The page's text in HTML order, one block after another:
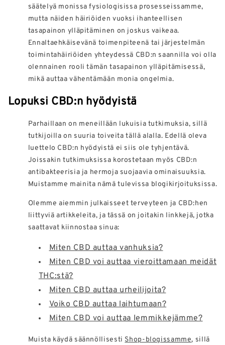
säätelyä monissa fysiologisissa prosesseissamme,
mutta näiden häiriöiden vuoksi ihanteellisen
tasapainon ylläpitäminen on joskus vaikeaa.
Ennaltaehkäisevänä toimenpiteenä tai järjestelmän
toimintahäiriöiden yhteydessä CBD:n saannilla voi olla
olennainen rooli tämän tasapainon ylläpitämisessä,
mikä auttaa vähentämään monia ongelmia.
Lopuksi CBD:n hyödyistä
Parhaillaan on meneillään lukuisia tutkimuksia, sillä
tutkijoilla on suuria toiveita tällä alalla. Edellä oleva
luettelo CBD:n hyödyistä ei siis ole tyhjentävä.
Joissakin tutkimuksissa korostetaan myös CBD:n
antibakteerisia ja hermoja suojaavia ominaisuuksia.
Muistamme mainita nämä tulevissa blogikirjoituksissa.
Olemme aiemmin julkaisseet terveyteen ja CBD:hen
liittyviä artikkeleita, ja tässä on joitakin linkkejä, jotka
saattavat kiinnostaa sinua:
Miten CBD auttaa vanhuksia?
Miten CBD voi auttaa vieroittamaan meidät
THC:stä?
Miten CBD auttaa urheilijoita?
Voiko CBD auttaa laihtumaan?
Miten CBD voi auttaa lemmikkejämme?
Muista käydä säännöllisesti Shop-blogissamme, sillä